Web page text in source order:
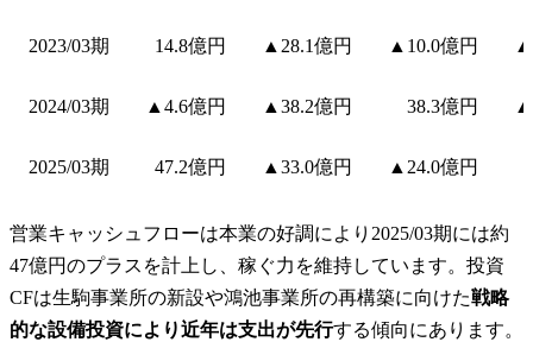
2023/03期 14.8億円 ▲28.1億円 ▲10.0億円
2024/03期 ▲4.6億円 ▲38.2億円 38.3億円
2025/03期 47.2億円 ▲33.0億円 ▲24.0億円
営業キャッシュフローは本業の好調により2025/03期には約
47億円のプラスを計上し、稼ぐ力を維持しています。投資
CFは生駒事業所の新設や鴻池事業所の再構築に向けた戦略
的な設備投資により近年は支出が先行する傾向にあります。